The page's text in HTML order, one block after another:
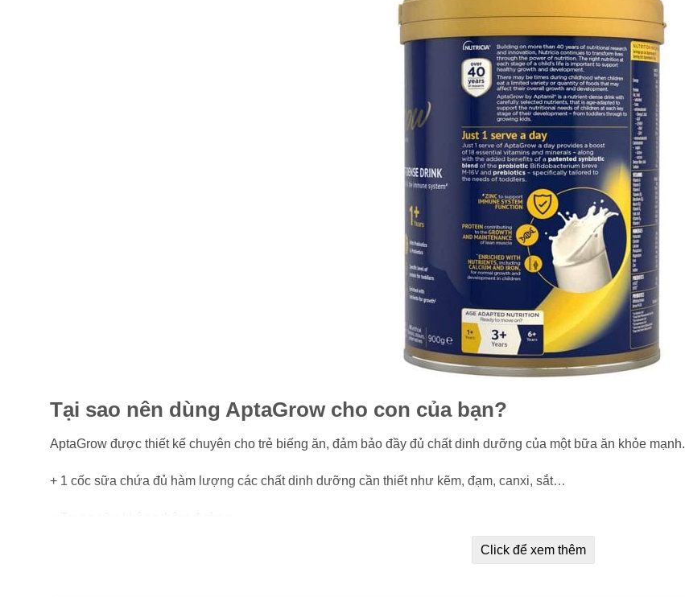
Tại sao nên dùng AptaGrow cho con của bạn?
AptaGrow được thiết kế chuyên cho trẻ biếng ăn, đảm bảo đầy đủ chất dinh dưỡng của một bữa ăn khỏe mạnh.
+ 1 cốc sữa chứa đủ hàm lượng các chất dinh dưỡng cần thiết như kẽm, đạm, canxi, sắt…
Click để xem thêm